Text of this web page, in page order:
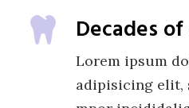
Decades
Lorem ipsum
adipisicing elit,